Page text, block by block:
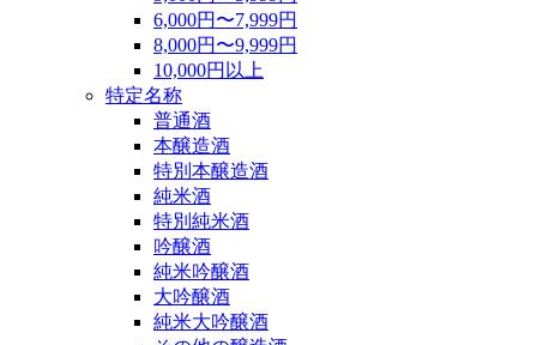
6,000円〜7,999円
8,000円〜9,999円
10,000円以上
特定名称
普通酒
本醸造酒
特別本醸造酒
純米酒
特別純米酒
吟醸酒
純米吟醸酒
大吟醸酒
純米大吟醸酒